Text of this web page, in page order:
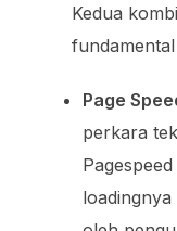
Kedua
Page
perkara